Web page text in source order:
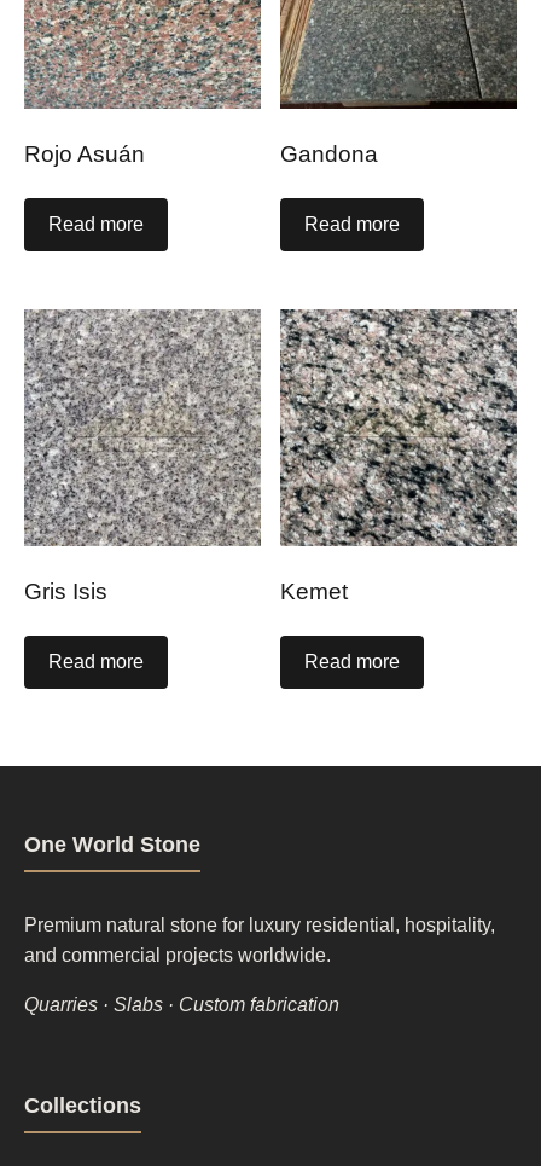
Rojo Asuán
Read more
Gandona
Read more
Gris Isis
Read more
Kemet
Read more
One World Stone
Premium natural stone for luxury residential, hospitality,
and commercial projects worldwide.
Quarries · Slabs · Custom fabrication
Footer
column
Collections